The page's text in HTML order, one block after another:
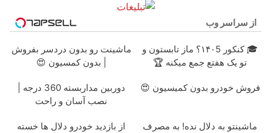
از سراسر وب
🎓 کنکور ۱۴۰5؟ ماز تابستون و
تو یک هفتع جمع میکنه 🏆
ماشینت رو بدون دردسر بفروش
| بدون کمسیون 😍
فروش خودرو بدون کمیسیون 😍
دوربین مداربسته 360 درجه |
نصب آسان و راحت
ماشینتو به دلال نده! به مصرف
از بازدید خودرو دلال ها خسته